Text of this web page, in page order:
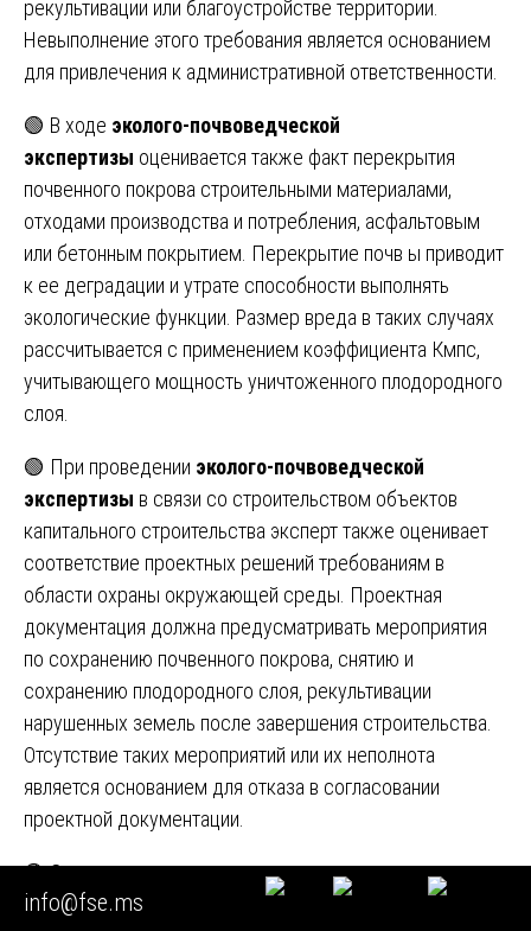
рекультивации или благоустройстве территории.
Невыполнение этого требования является основанием
для привлечения к административной ответственности.
🟢 В ходе эколого-почвоведческой
экспертизы оценивается также факт перекрытия
почвенного покрова строительными материалами,
отходами производства и потребления, асфальтовым
или бетонным покрытием. Перекрытие почв ы приводит
к ее деградации и утрате способности выполнять
экологические функции. Размер вреда в таких случаях
рассчитывается с применением коэффициента Кмпс,
учитывающего мощность уничтоженного плодородного
слоя.
🟢 При проведении эколого-почвоведческой
экспертизы в связи со строительством объектов
капитального строительства эксперт также оценивает
соответствие проектных решений требованиям в
области охраны окружающей среды. Проектная
документация должна предусматривать мероприятия
по сохранению почвенного покрова, снятию и
сохранению плодородного слоя, рекультивации
нарушенных земель после завершения строительства.
Отсутствие таких мероприятий или их неполнота
является основанием для отказа в согласовании
проектной документации.
🟢Эколого-почвоведческая экспертиза при
выявлении несанкционированных свалок
info@fse.ms